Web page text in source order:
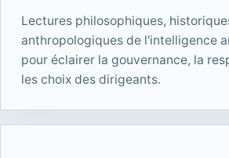
Lectures philosophiques,
anthropologiques de l'intelligence
pour éclairer la gouvernance, la
les choix des dirigeants.